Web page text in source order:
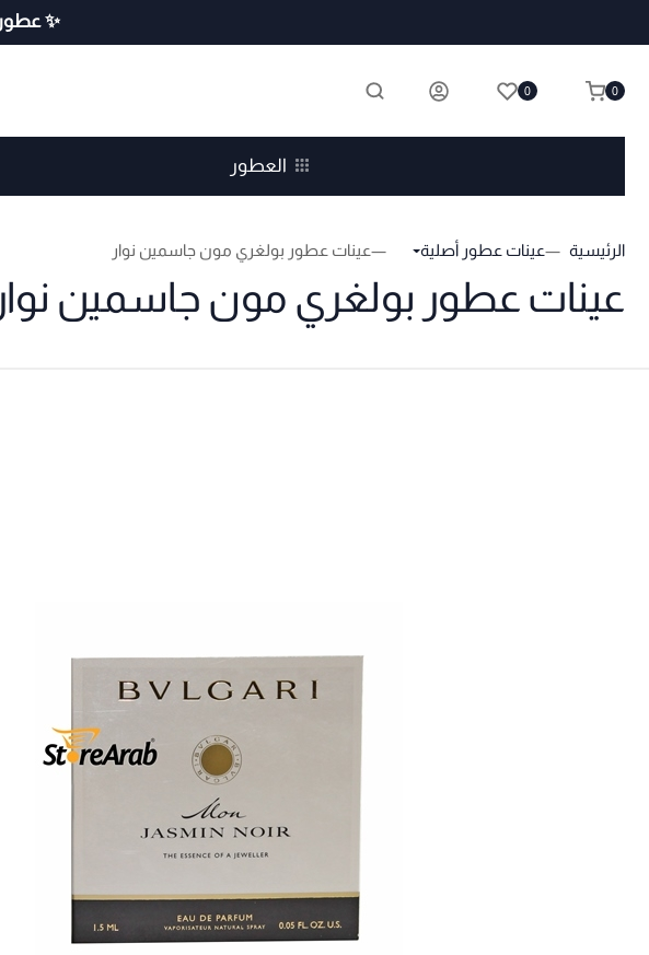
✨ عطور أصلية فاخرة بأسعار منافسة ✨
0 0
العطور
الرئيسية عينات عطور أصلية عينات عطور بولغري مون جاسمين نوار
عينات عطور بولغري مون جاسمين نوار